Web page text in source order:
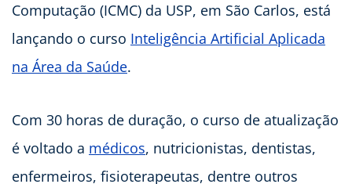
Computação (ICMC) da USP, em São Carlos, está
lançando o curso Inteligência Artificial Aplicada
na Área da Saúde.
Com 30 horas de duração, o curso de atualização
é voltado a médicos, nutricionistas, dentistas,
enfermeiros, fisioterapeutas, dentre outros